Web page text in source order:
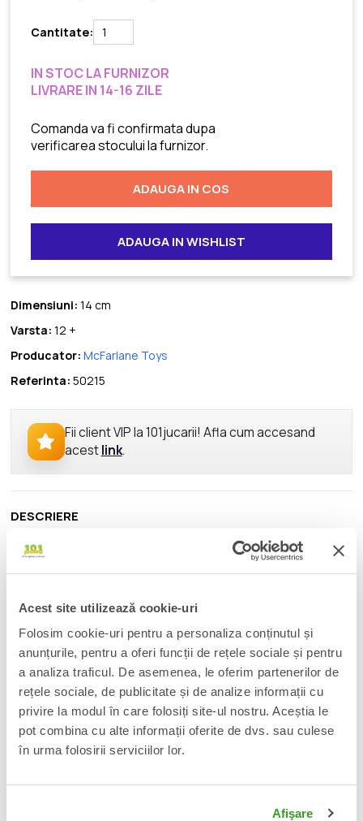
Acest site utilizează cookie-uri
Folosim cookie-uri pentru a personaliza conținutul și
anunțurile, pentru a oferi funcții de rețele sociale și pentru
a analiza traficul. De asemenea, le oferim partenerilor de
rețele sociale, de publicitate și de analize informații cu
privire la modul în care folosiți site-ul nostru. Aceștia le
pot combina cu alte informații oferite de dvs. sau culese
în urma folosirii serviciilor lor.
Afişare
Cantitate:
IN STOC LA FURNIZOR
LIVRARE IN 14-16 ZILE
Comanda va fi confirmata dupa
verificarea stocului la furnizor.
ADAUGA IN COS
ADAUGA IN WISHLIST
Dimensiuni: 14 cm
Varsta: 12 +
Producator: McFarlane Toys
Referinta: 50215
Fii client VIP la 101jucarii! Afla cum accesand
acestlink.
DESCRIERE
Tanjiro's younger sister.
After being attacked by a demon whose blood entered her
Even after becoming a demon, she protects Tanjiro and other
humans.
Before she was transformed, she was a gentle girl who loved
her family.
- Incredibly detailed 7" scale figure based off Demon Slayer
- Designed with Ultra Articulation with up to 22 moving parts for
full range of posing and play
- Figure is showcased in Demon Slayer themed window box